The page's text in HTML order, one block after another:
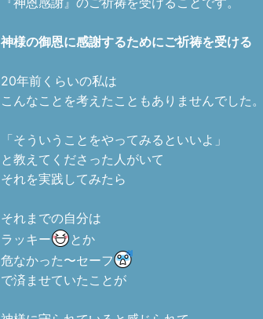
神様の御恩に感謝するためにご祈祷を受ける
20年前くらいの私は
こんなことを考えたこともありませんでした
「そういうことをやってみるといいよ」
と教えてくださった人がいて
それを実践してみたら
それまでの自分は
ラッキー
とか
危なかった〜セーフ
で済ませていたことが